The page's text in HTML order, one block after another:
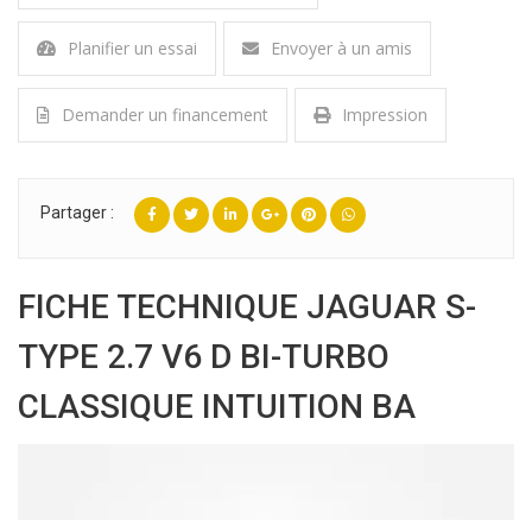
Planifier un essai Envoyer à un amis
Demander un financement Impression
Partager :
FICHE TECHNIQUE JAGUAR S-
TYPE 2.7 V6 D BI-TURBO
CLASSIQUE INTUITION BA